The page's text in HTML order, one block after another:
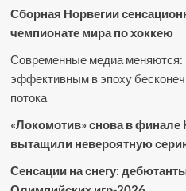
Сборная Норвегии
чемпионате мира по хоккею
Современные медиа меняются:
эффективным в эпоху
потока
«Локомотив» снова в финале
вытащили невероятную
Сенсации на снегу: